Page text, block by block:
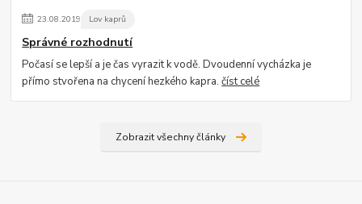
23.08.2019 Lov kaprů
Správné rozhodnutí
Počasí se lepší a je čas vyrazit k vodě. Dvoudenní vycházka je
přímo stvořena na chycení hezkého kapra.číst celé
Zobrazit všechny články